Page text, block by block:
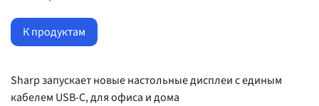
К продуктам
Sharp запускает новые настольные дисплеи с единым
кабелем USB-C, для офиса и дома